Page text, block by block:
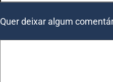
Quer deixar algum